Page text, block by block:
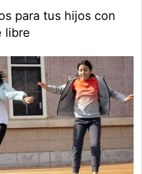
para tus hijos con
libre